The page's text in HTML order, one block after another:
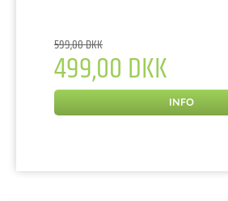
599,00 DKK
499,00 DKK
INFO